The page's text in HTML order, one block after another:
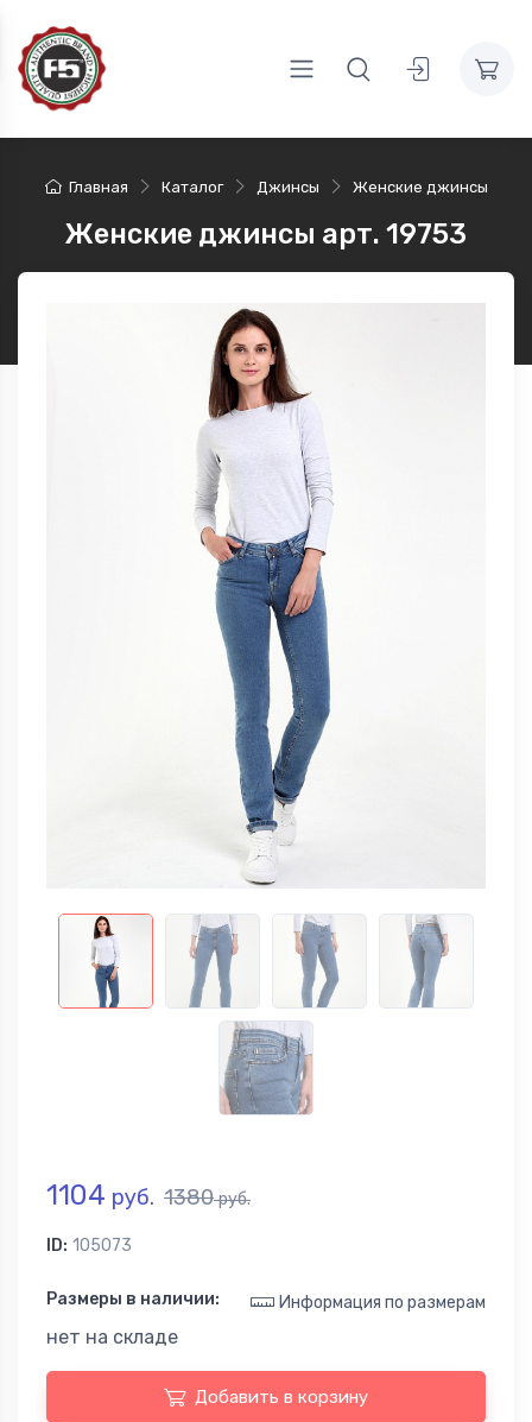
Главная Каталог Джинсы Женские джинсы
Женские джинсы арт. 19753
1104 руб. 1380руб.
ID: 105073
Размеры в наличии: Информация по размерам
нет на складе
Добавить в корзину